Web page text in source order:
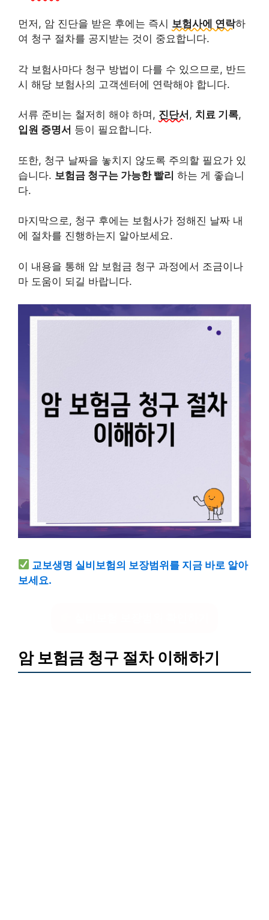
먼저, 암 진단을 받은 후에는 즉시 보험사에 연락하
여 청구 절차를 공지받는 것이 중요합니다.
각 보험사마다 청구 방법이 다를 수 있으므로, 반드
시 해당 보험사의 고객센터에 연락해야 합니다.
서류 준비는 철저히 해야 하며, 진단서 , 치료 기록,
입원 증명서 등이 필요합니다.
또한, 청구 날짜을 놓치지 않도록 주의할 필요가 있
습니다. 보험금 청구는 가능한 빨리 하는 게 좋습니
다.
마지막으로, 청구 후에는 보험사가 정해진 날짜 내
에 절차를 진행하는지 알아보세요.
이 내용을 통해 암 보험금 청구 과정에서 조금이나
마 도움이 되길 바랍니다.
교보생명 실비보험의 보장범위를 지금 바로 알아
보세요.
암 보험금 청구 절차 이해하기